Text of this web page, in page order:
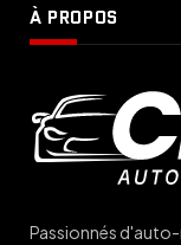
À PROPOS
Passionnés